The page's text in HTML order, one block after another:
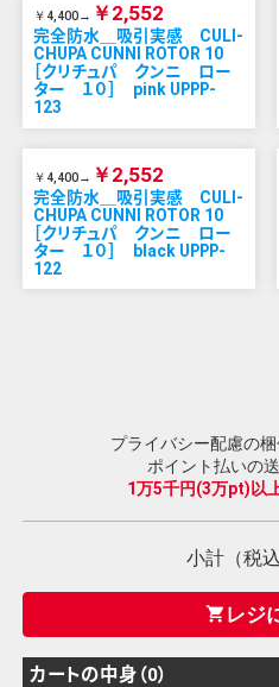
￥4,400→ ￥2,552
完全防水＿吸引実感 CULI-
CHUPA CUNNI ROTOR 10
［クリチュパ クンニ ロー
ター １０］ pink UPPP-
123
￥4,400→ ￥2,552
完全防水＿吸引実感 CULI-
CHUPA CUNNI ROTOR 10
［クリチュパ クンニ ロー
ター １０］ black UPPP-
122
プライバシー配慮の
ポイント払いの
1万5千円(3万pt)以
小計（税
shopping_cart レジ
カートの中身（0）